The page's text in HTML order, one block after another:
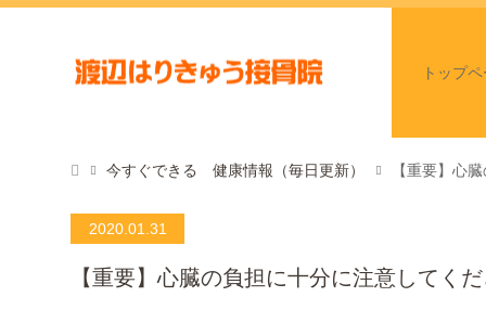
トップ
今すぐできる 健康情報（毎日更新） 【重要】心
2020.01.31
【重要】心臓の負担に十分に注意してく